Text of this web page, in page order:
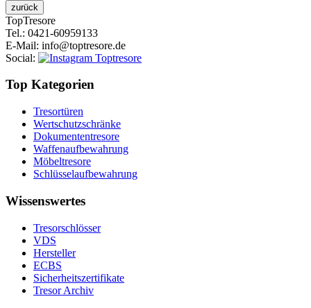
TopTresore
Tel.: 0421-60959133
E-Mail: info@toptresore.de
Social:
Top Kategorien
Tresortüren
Wertschutzschränke
Dokumententresore
Waffenaufbewahrung
Möbeltresore
Schlüsselaufbewahrung
Wissenswertes
Tresorschlösser
VDS
Hersteller
ECBS
Sicherheitszertifikate
Tresor Archiv